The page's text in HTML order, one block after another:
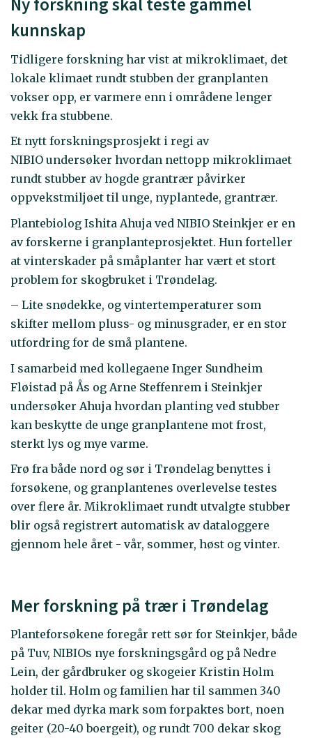
kunnskap
Tidligere forskning har vist at mikroklimaet, det
lokale klimaet rundt stubben der granplanten
vokser opp, er varmere enn i områdene lenger
vekk fra stubbene.
Et nytt forskningsprosjekt i regi av
NIBIO undersøker hvordan nettopp mikroklimaet
rundt stubber av hogde grantrær påvirker
oppvekstmiljøet til unge, nyplantede, grantrær.
Plantebiolog Ishita Ahuja ved NIBIO Steinkjer er en
av forskerne i granplanteprosjektet. Hun forteller
at vinterskader på småplanter har vært et stort
problem for skogbruket i Trøndelag.
­­– Lite snødekke, og vintertemperaturer som
skifter mellom pluss- og minusgrader, er en stor
utfordring for de små plantene.
I samarbeid med kollegaene Inger Sundheim
Fløistad på Ås og Arne Steffenrem i Steinkjer
undersøker Ahuja hvordan planting ved stubber
kan beskytte de unge granplantene mot frost,
sterkt lys og mye varme.
Frø fra både nord og sør i Trøndelag benyttes i
forsøkene, og granplantenes overlevelse testes
over flere år. Mikroklimaet rundt utvalgte stubber
blir også registrert automatisk av dataloggere
gjennom hele året - vår, sommer, høst og vinter.
Mer forskning på trær i Trøndelag
Planteforsøkene foregår rett sør for Steinkjer, både
på Tuv, NIBIOs nye forskningsgård og på Nedre
Lein, der gårdbruker og skogeier Kristin Holm
holder til. Holm og familien har til sammen 340
dekar med dyrka mark som forpaktes bort, noen
geiter (20-40 boergeit), og rundt 700 dekar skog